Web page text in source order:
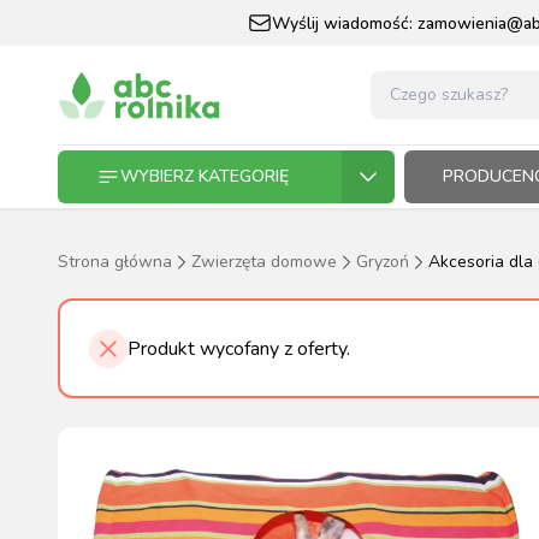
Wyślij wiadomość:
WYBIERZ KATEGORIĘ
ZWIERZĘTA DOMOWE
KOŃ I
OGRODNICTWO
Strona główna Zwierzęta domowe Gryzoń Akcesoria dla
Produkt wycofany z oferty.